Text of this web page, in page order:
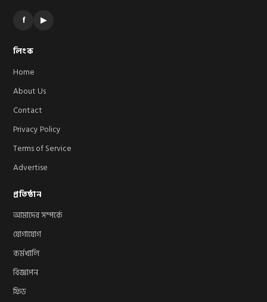
f ▶
লিংক
Home
About Us
Contact
Privacy Policy
Terms of Service
Advertise
প্রতিষ্ঠান
আমাদের সম্পর্কে
যোগাযোগ
কর্মখালি
বিজ্ঞাপন
ফিড